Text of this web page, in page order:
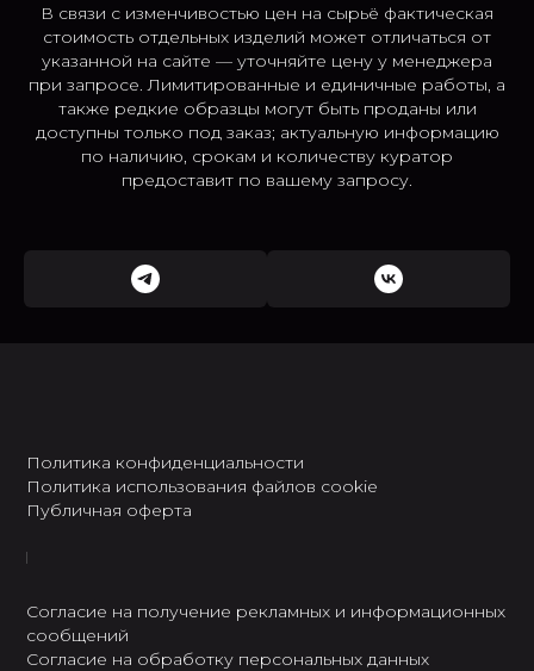
В связи с изменчивостью цен на сырьё фактическая
стоимость отдельных изделий может отличаться от
указанной на сайте — уточняйте цену у менеджера
при запросе. Лимитированные и единичные работы, а
также редкие образцы могут быть проданы или
доступны только под заказ; актуальную информацию
по наличию, срокам и количеству куратор
предоставит по вашему запросу.
Политика конфиденциальности
Политика использования файлов cookie
Публичная оферта
Согласие на получение рекламных и информационных
сообщений
Согласие на обработку персональных данных